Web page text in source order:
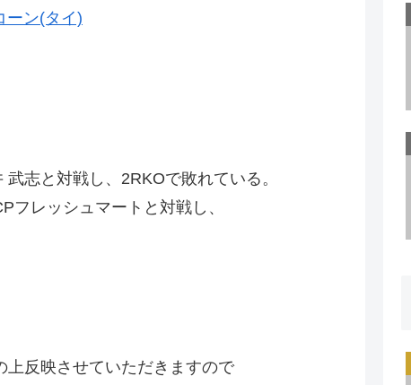
ーン(タイ)
志と対戦し、2RKOで敗れている。
フレッシュマートと対戦し、
反映させていただきますので